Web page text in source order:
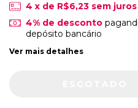
4 x de R$6,23 sem juros
4% de desconto
depósito bancário
Ver mais detalhes